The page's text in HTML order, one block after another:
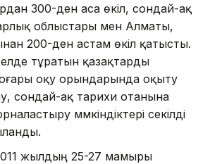
300-ден аса өкіл, сондай-ақ
облыстары мен Алматы,
200-ден астам өкіл қатысты.
тұратын қазақтарды
оқу орындарында оқыту
сондай-ақ тарихи отанына
мүмкіндіктері секілді
жылдың 25-27 мамыры